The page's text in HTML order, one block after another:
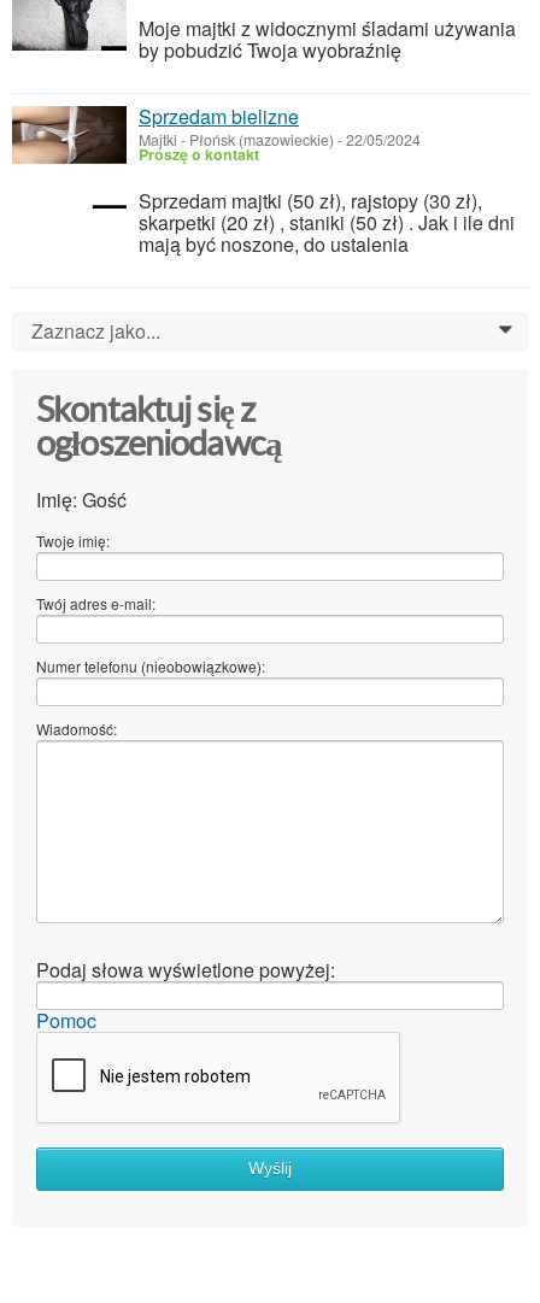
Moje majtki z widocznymi śladami używania
by pobudzić Twoja wyobraźnię
Sprzedam bielizne
Majtki - Płońsk (mazowieckie) -22/05/2024
Proszę o kontakt
Sprzedam majtki (50 zł), rajstopy (30 zł),
skarpetki (20 zł) , staniki (50 zł) . Jak i ile dni
mają być noszone, do ustalenia
Zaznacz jako... 0
Skontaktuj się z
ogłoszeniodawcą
Imię: Gość
Twoje imię:
Twój adres e-mail:
Numer telefonu (nieobowiązkowe):
Wiadomość:
Podaj słowa wyświetlone powyżej:
Pomoc
Wyślij